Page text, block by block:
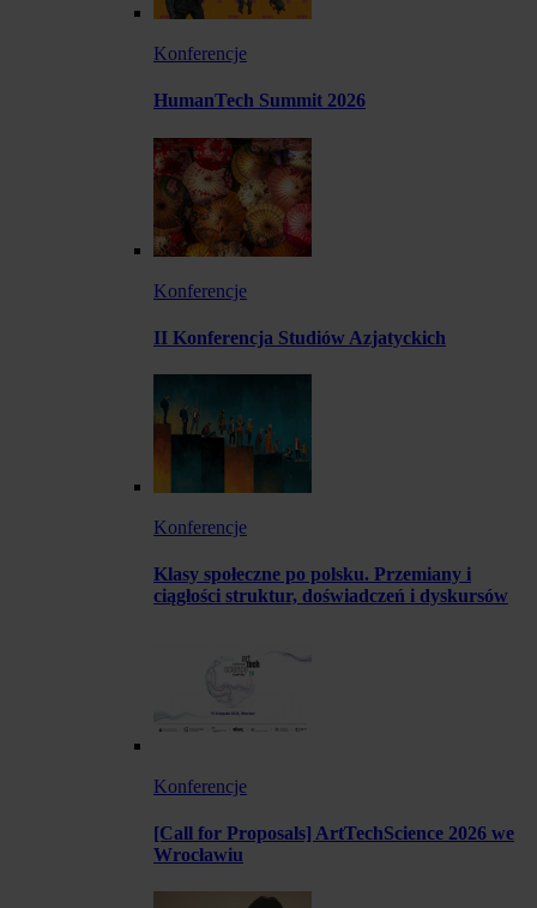
Konferencje
HumanTech Summit 2026
Konferencje
II Konferencja Studiów Azjatyckich
Konferencje
Klasy społeczne po polsku. Przemiany i
ciągłości struktur, doświadczeń i dyskursów
Konferencje
[Call for Proposals] ArtTechScience 2026 we
Wrocławiu